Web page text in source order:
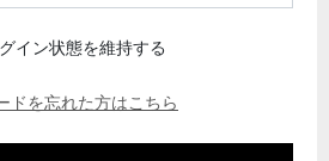
イン状態を維持する
ドを忘れた方はこちら